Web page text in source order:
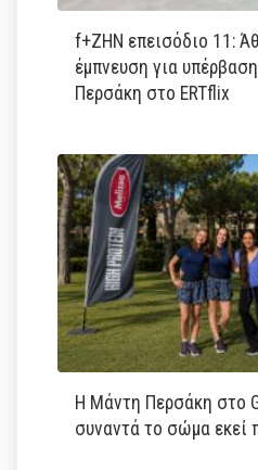
f+ΖΗΝ επεισόδιο 11:
έμπνευση για
Περσάκη στο ERTflix
Η Μάντη Περσάκη στο
συναντά το σώμα εκεί